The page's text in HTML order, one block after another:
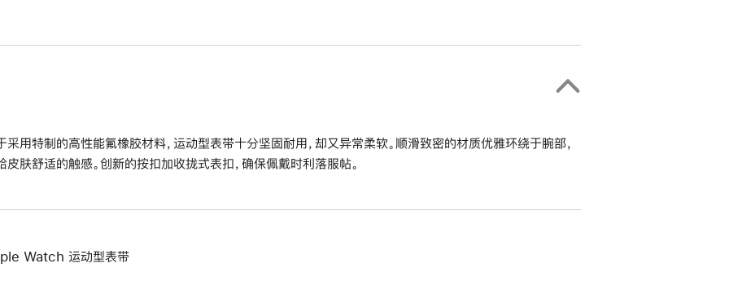
采用特制的高性能氟橡胶材料，运动型表带十分坚固耐用，却又异常柔软。顺滑致密的材质优雅环绕于腕部，
皮肤舒适的触感。创新的按扣加收拢式表扣，确保佩戴时利落服帖。
Watch 运动型表带